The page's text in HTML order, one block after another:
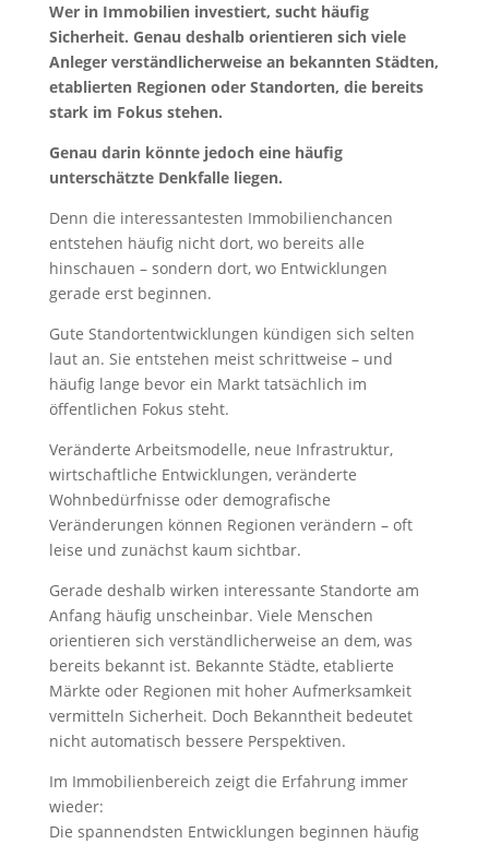
Wer in Immobilien investiert, sucht häufig
Sicherheit. Genau deshalb orientieren sich viele
Anleger verständlicherweise an bekannten Städten,
etablierten Regionen oder Standorten, die bereits
stark im Fokus stehen.
Genau darin könnte jedoch eine häufig
unterschätzte Denkfalle liegen.
Denn die interessantesten Immobilienchancen
entstehen häufig nicht dort, wo bereits alle
hinschauen – sondern dort, wo Entwicklungen
gerade erst beginnen.
Gute Standortentwicklungen kündigen sich selten
laut an. Sie entstehen meist schrittweise – und
häufig lange bevor ein Markt tatsächlich im
öffentlichen Fokus steht.
Veränderte Arbeitsmodelle, neue Infrastruktur,
wirtschaftliche Entwicklungen, veränderte
Wohnbedürfnisse oder demografische
Veränderungen können Regionen verändern – oft
leise und zunächst kaum sichtbar.
Gerade deshalb wirken interessante Standorte am
Anfang häufig unscheinbar. Viele Menschen
orientieren sich verständlicherweise an dem, was
bereits bekannt ist. Bekannte Städte, etablierte
Märkte oder Regionen mit hoher Aufmerksamkeit
vermitteln Sicherheit. Doch Bekanntheit bedeutet
nicht automatisch bessere Perspektiven.
Im Immobilienbereich zeigt die Erfahrung immer
wieder:
Die spannendsten Entwicklungen beginnen häufig